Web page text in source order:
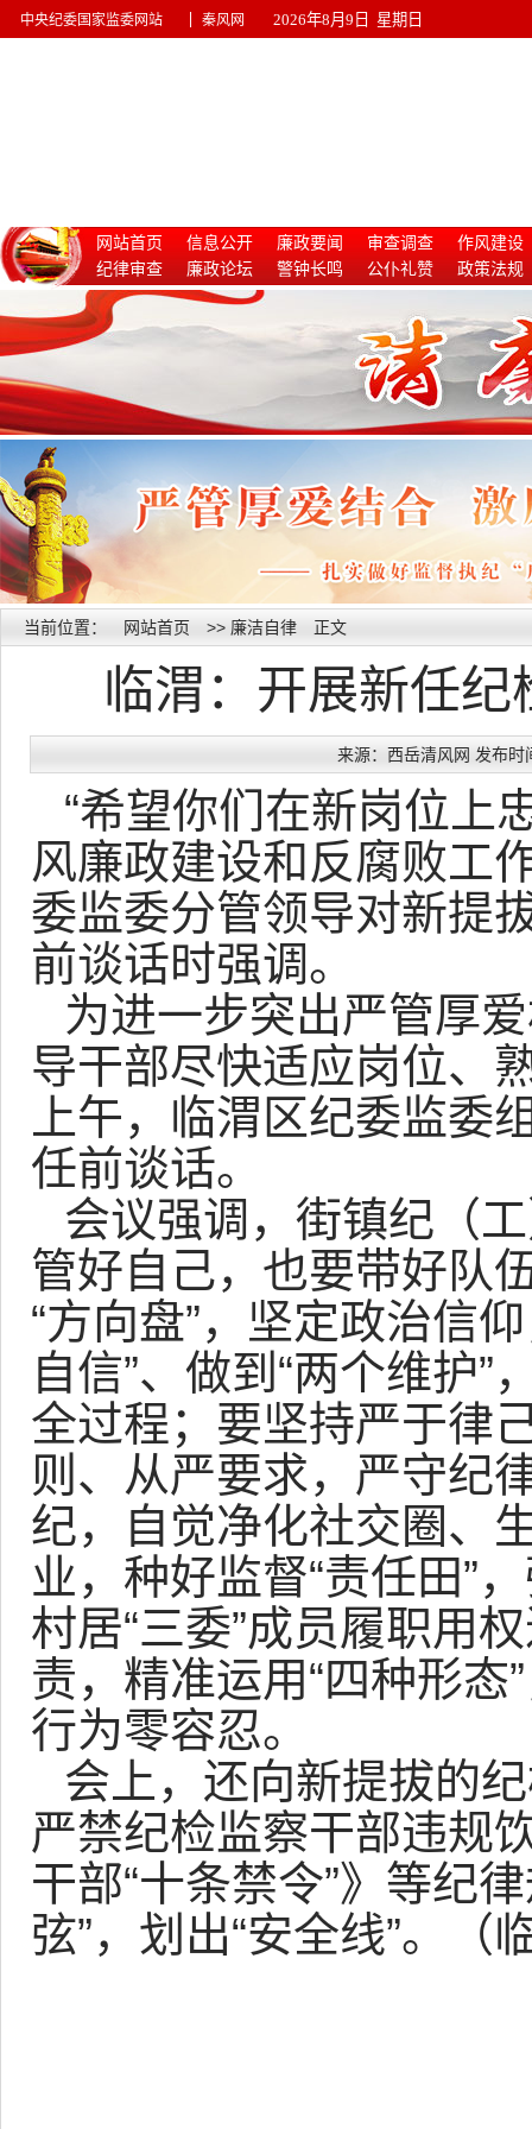
中央纪委国家监委网站 秦风网 2026年8月9日 星期日
网站首页 信息公开 廉政要闻 审查调查
作风建设
纪律审查
廉政论坛 警钟长鸣 公仆礼赞
政策法规
惩治腐败
当前位置： 网站首页 >> 廉洁自律 正文
临渭：开展新任
来源：西岳清风网 发布
“希望你们在新岗位上
风廉政建设和反腐败工
委监委分管领导对新提
前谈话时强调。
为进一步突出严管厚
导干部尽快适应岗位、
上午，临渭区纪委监委
任前谈话。
会议强调，街镇纪（
管好自己，也要带好队
“方向盘”，坚定政治信
自信”、做到“两个维护
全过程；要坚持严于律
则、从严要求，严守纪
纪，自觉净化社交圈、
业，种好监督“责任田”
村居“三委”成员履职用
责，精准运用“四种形
行为零容忍。
会上，还向新提拔的
严禁纪检监察干部违规
干部“十条禁令”》等纪
弦”，划出“安全线”。（